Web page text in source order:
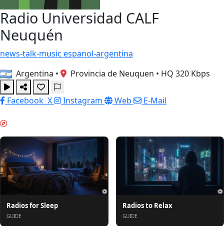
Radio Universidad CALF
Neuquén
news-talk-music espanol-argentina
Argentina • Provincia de Neuquen • HQ 320 Kbps
Facebook X Instagram Web E-Mail
Radios for Sleep
GUIDE
Radios to Relax
GUIDE